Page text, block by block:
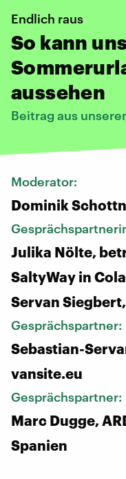
Endlich raus
So kann
aussehen
Beitrag aus
Moderator:
Dominik
Julika Nölte,
SaltyWay in
Servan
Gesprächspartner:
Sebastian-
vansite.eu
Gesprächspartner:
Marc Dugge,
Spanien